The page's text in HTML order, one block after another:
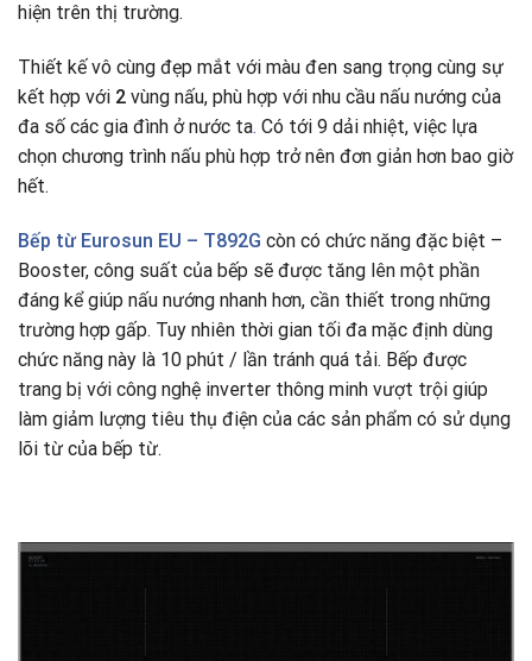
hiện trên thị trường.
Thiết kế vô cùng đẹp mắt với màu đen sang trọng cùng sự
kết hợp với 2 vùng nấu, phù hợp với nhu cầu nấu nướng của
đa số các gia đình ở nước ta. Có tới 9 dải nhiệt, việc lựa
chọn chương trình nấu phù hợp trở nên đơn giản hơn bao giờ
hết.
Bếp từ Eurosun EU – T892G còn có chức năng đặc biệt –
Booster, công suất của bếp sẽ được tăng lên một phần
đáng kể giúp nấu nướng nhanh hơn, cần thiết trong những
trường hợp gấp. Tuy nhiên thời gian tối đa mặc định dùng
chức năng này là 10 phút / lần tránh quá tải. Bếp được
trang bị với công nghệ inverter thông minh vượt trội giúp
làm giảm lượng tiêu thụ điện của các sản phẩm có sử dụng
lõi từ của bếp từ.